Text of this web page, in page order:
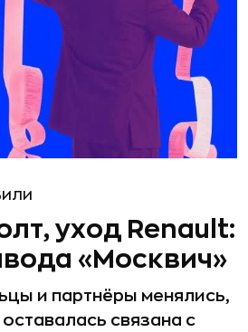
уход Renault:
«Москвич»
и партнёры менялись,
связана с